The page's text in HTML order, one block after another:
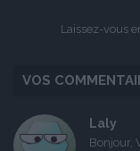
Laissez-vous
VOS
Laly
Bonjour,